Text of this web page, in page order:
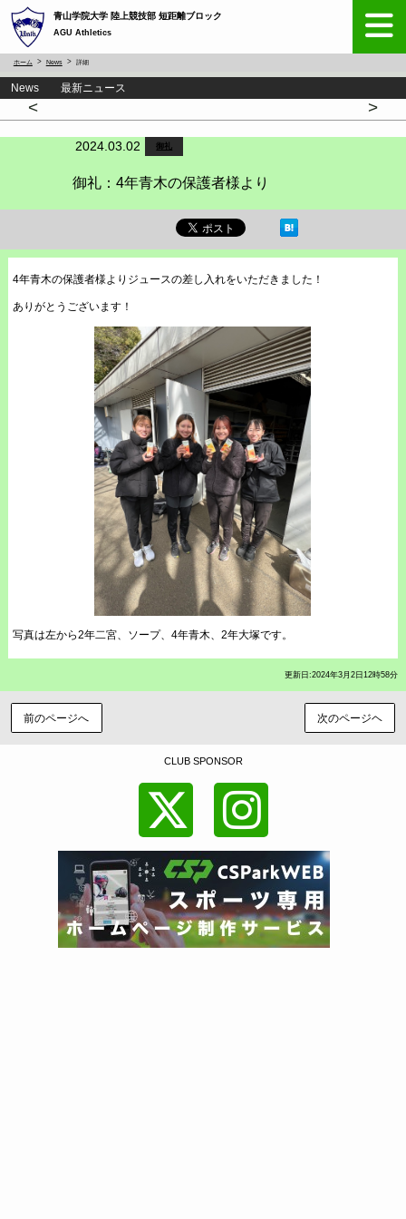
青山学院大学 陸上競技部 短距離ブロック
AGU Athletics
ホーム News 詳細
News 最新ニュース
< >
2024.03.02 御礼
御礼：4年青木の保護者様より
4年青木の保護者様よりジュースの差し入れをいただきました！
ありがとうございます！
写真は左から2年二宮、ソープ、4年青木、2年大塚です。
更新日:2024年3月2日12時58分
前のページへ 次のページヘ
CLUB SPONSOR